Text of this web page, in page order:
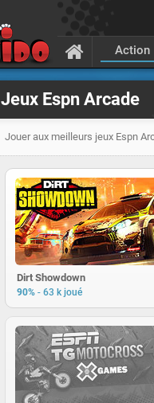
Action
Jeux Espn Arcade
Jouer aux meilleurs jeux Espn
Dirt Showdown
90% - 63 k joué